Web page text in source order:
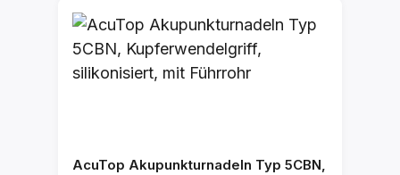
AcuTop Akupunkturnadeln Typ 5CBN,